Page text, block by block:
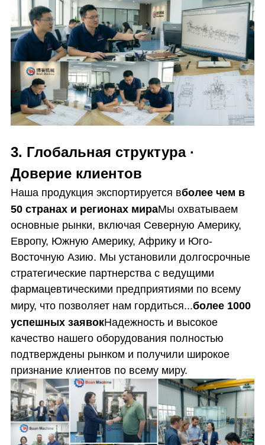
3. Глобальная структура ·
Доверие клиентов
Наша продукция экспортируется вболее чем в
50 странах и регионах мираМы охватываем
основные рынки, включая Северную Америку,
Европу, Южную Америку, Африку и Юго-
Восточную Азию. Мы установили долгосрочные
стратегические партнерства с ведущими
фармацевтическими предприятиями по всему
миру, что позволяет нам гордиться...более 1000
успешных заявокНадежность и высокое
качество нашего оборудования полностью
подтверждены рынком и получили широкое
признание клиентов по всему миру.